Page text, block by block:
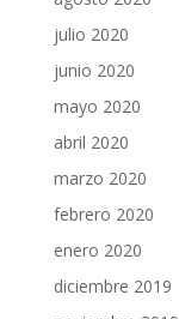
julio 2020
junio 2020
mayo 2020
abril 2020
marzo 2020
febrero 2020
enero 2020
diciembre 2019